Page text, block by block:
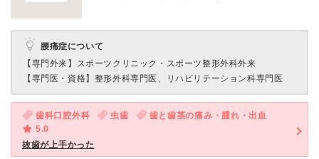
腰痛症について
【専門外来】 スポーツクリニック・スポーツ整形外科外来
【専門医・資格】 整形外科専門医、リハビリテーション科専門医
歯科口腔外科 虫歯
歯と歯茎の痛み・腫れ・出血
5.0
抜歯が上手かった